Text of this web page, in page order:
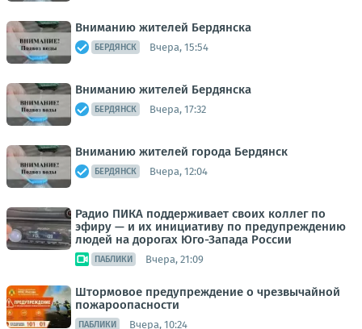
Вниманию жителей Бердянска
БЕРДЯНСК Вчера, 15:54
Вниманию жителей Бердянска
БЕРДЯНСК Вчера, 17:32
Вниманию жителей города Бердянск
БЕРДЯНСК Вчера, 12:04
Радио ПИКА поддерживает своих коллег по
эфиру — и их инициативу по предупреждению
людей на дорогах Юго-Запада России
ПАБЛИКИ Вчера, 21:09
Штормовое предупреждение о чрезвычайной
пожароопасности
ПАБЛИКИ Вчера, 10:24